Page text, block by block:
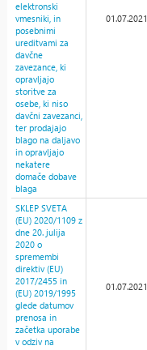
elektronski
vmesniki, in
posebnimi
ureditvami za
davčne
zavezance, ki
opravljajo
storitve za
osebe, ki niso
davčni zavezanci,
ter prodajajo
blago na daljavo
in opravljajo
nekatere
domače dobave
blaga
01.07.2021
SKLEP SVETA
(EU) 2020/1109 z
dne 20. julija
2020 o
spremembi
direktiv (EU)
2017/2455 in
(EU) 2019/1995
glede datumov
prenosa in
začetka uporabe
v odziv na
01.07.2021